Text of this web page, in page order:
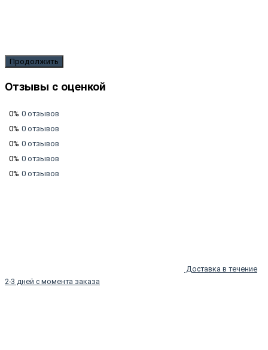
Продолжить
Отзывы с оценкой
0% 0 отзывов
0% 0 отзывов
0% 0 отзывов
0% 0 отзывов
0% 0 отзывов
Доставка в течение
2-3 дней с момента заказа